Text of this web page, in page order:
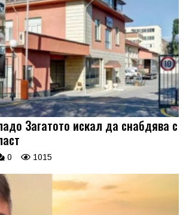
Загатото искал да снабдява с
0 1015